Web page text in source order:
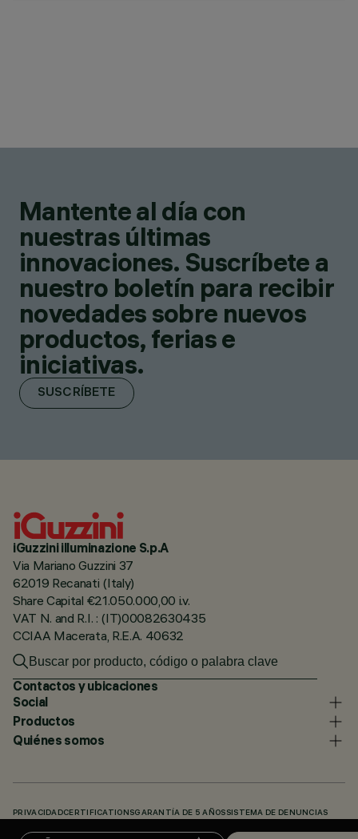
Mantente al día con
nuestras últimas
innovaciones. Suscríbete a
nuestro boletín para recibir
novedades sobre nuevos
productos, ferias e
iniciativas.
SUSCRÍBETE
iGuzzini illuminazione S.p.A
Via Mariano Guzzini 37
62019 Recanati (Italy)
Share Capital €21.050.000,00 i.v.
VAT N. and R.I. : (IT)00082630435
CCIAA Macerata, R.E.A. 40632
Contactos y ubicaciones
Social
Productos
Quiénes somos
PRIVACIDADCERTIFICATIONSGARANTÍA DE 5 AÑOS SISTEMA DE DENUNCIAS